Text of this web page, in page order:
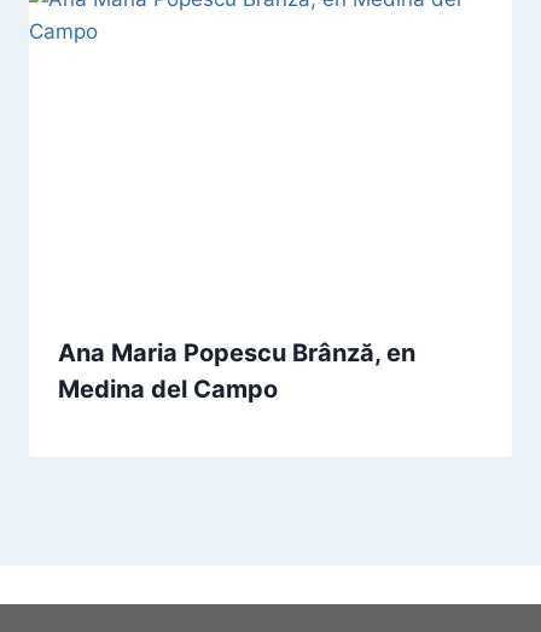
Ana Maria Popescu Brânză, en
Medina del Campo